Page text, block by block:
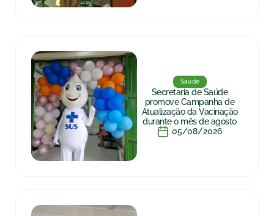
Saúde
Secretaria de Saúde
promove Campanha de
Atualização da Vacinação
durante o mês de agosto
05/08/2026